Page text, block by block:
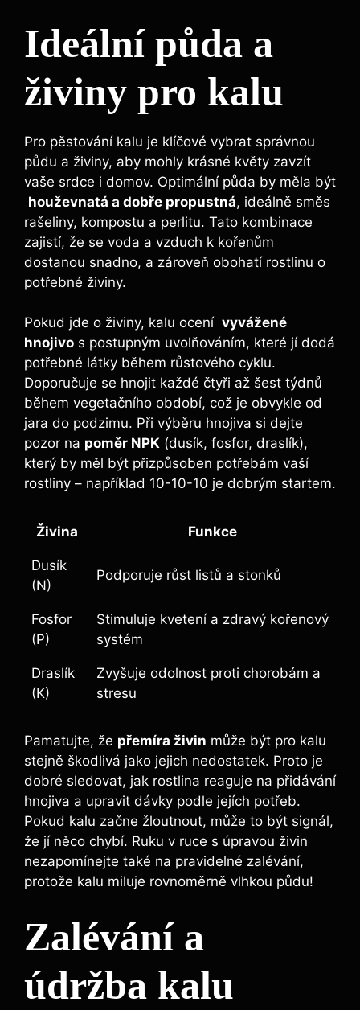
Ideální půda a
živiny pro kalu
Pro pěstování​ kalu ​je klíčové vybrat správnou
půdu a živiny, aby ⁣mohly ‌krásné květy zavzít
vaše srdce i domov. ⁢Optimální ⁤půda by měla‌ být
houževnatá a dobře propustná,⁤ ideálně směs
rašeliny, kompostu a perlitu. Tato kombinace
zajistí, že ⁢se voda a⁤ vzduch k kořenům
dostanou snadno, a zároveň obohatí rostlinu o
potřebné živiny.
Pokud jde o živiny, kalu ocení ​ vyvážené
hnojivo s postupným uvolňováním, které jí dodá
potřebné látky během růstového cyklu.⁢
Doporučuje se hnojit každé čtyři až šest týdnů
během vegetačního‌ období, ‌což ⁤je obvykle od
jara do podzimu.⁣ Při výběru hnojiva si dejte
pozor na poměr NPK (dusík, fosfor,⁢ draslík),
který by měl být přizpůsoben potřebám vaší
rostliny – ⁢například 10-10-10 je dobrým startem.
Živina Funkce
Dusík
(N)
Podporuje růst listů a stonků
Fosfor
(P)
Stimuluje kvetení a zdravý kořenový
systém
Draslík
(K)
Zvyšuje odolnost​ proti chorobám a
stresu
Pamatujte, že přemíra živin může být pro kalu
stejně škodlivá jako jejich nedostatek. Proto je
dobré sledovat, jak⁤ rostlina reaguje ​na přidávání
hnojiva a upravit dávky podle‍ jejích⁢ potřeb.
Pokud kalu začne žloutnout, může to být signál,
že jí něco chybí. Ruku v ruce s úpravou živin
nezapomínejte také‌ na pravidelné zalévání,
‍protože kalu miluje rovnoměrně vlhkou‌ půdu!
Zalévání a
údržba kalu